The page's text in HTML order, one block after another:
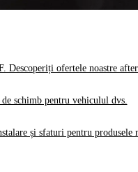
Descoperiți ofertele noastre
schimb pentru vehiculul dvs.
și sfaturi pentru produsele